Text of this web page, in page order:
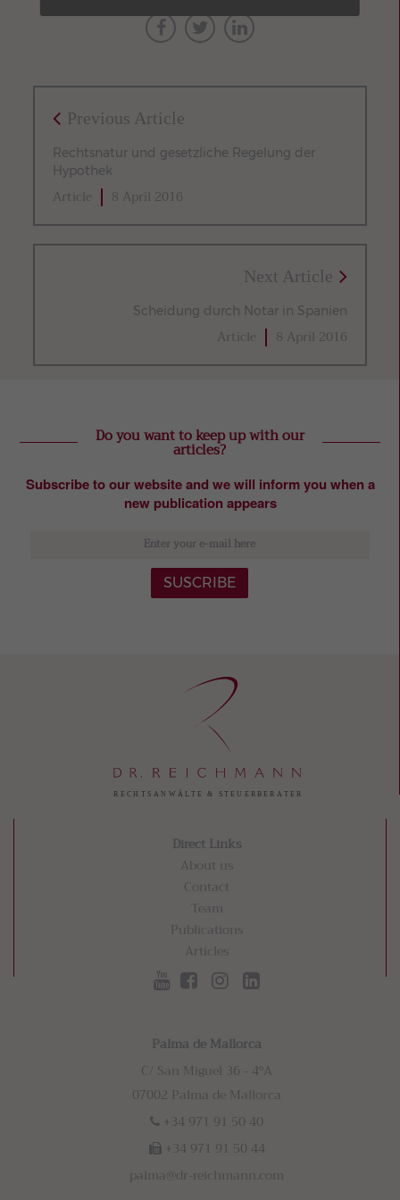
Previous Article
Rechtsnatur und gesetzliche Regelung der
Hypothek
Article 8 April 2016
Next Article
Scheidung durch Notar in Spanien
Article 8 April 2016
Do you want to keep up with our
articles?
Subscribe to our website and we will inform you when a
new publication appears
SUSCRIBE
Direct Links
About us
Contact
Team
Publications
Articles
Palma de Mallorca
C/ San Miguel 36 - 4ºA
07002 Palma de Mallorca
+34 971 91 50 40
+34 971 91 50 44
palma@dr-reichmann.com